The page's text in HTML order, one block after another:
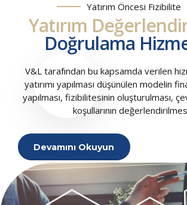
left
Yatırım Öncesi Fizibilite
Yatırım
Doğrulama
V&L tarafından bu kapsamda verilen
yatırımı yapılması düşünülen modelin
yapılması, fizibilitesinin oluşturulması,
koşullarının
Devamını Okuyun